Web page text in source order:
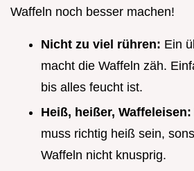
Waffeln noch besser machen!
Nicht zu viel rühren: Ein
macht die Waffeln zäh.
bis alles feucht ist.
Heiß, heißer, Waffeleisen:
muss richtig heiß sein,
Waffeln nicht knusprig.